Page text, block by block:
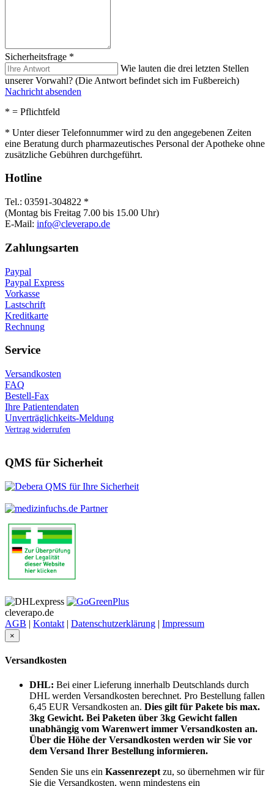
Sicherheitsfrage *
Wie lauten die drei letzten Stellen
unserer Vorwahl? (Die Antwort befindet sich im Fußbereich)
Nachricht absenden
* = Pflichtfeld
* Unter dieser Telefonnummer wird zu den angegebenen Zeiten
eine Beratung durch pharmazeutisches Personal der Apotheke ohne
zusätzliche Gebühren durchgeführt.
Hotline
Tel.: 03591-304822 *
(Montag bis Freitag 7.00 bis 15.00 Uhr)
E-Mail: info@cleverapo.de
Zahlungsarten
Paypal
Paypal Express
Vorkasse
Lastschrift
Kreditkarte
Rechnung
Service
Versandkosten
FAQ
Bestell-Fax
Ihre Patientendaten
Unverträglichkeits-Meldung
Vertrag widerrufen
QMS für Sicherheit
cleverapo.de
AGB | Kontakt | Datenschutzerklärung | Impressum
×
Versandkosten
DHL: Bei einer Lieferung innerhalb Deutschlands durch
DHL werden Versandkosten berechnet. Pro Bestellung fallen
6,45 EUR Versandkosten an. Dies gilt für Pakete bis max.
3kg Gewicht. Bei Paketen über 3kg Gewicht fallen
unabhängig vom Warenwert immer Versandkosten an.
Über die Höhe der Versandkosten werden wir Sie vor
dem Versand Ihrer Bestellung informieren.
Senden Sie uns ein Kassenrezept zu, so übernehmen wir für
Sie die Versandkosten, wenn mindestens ein